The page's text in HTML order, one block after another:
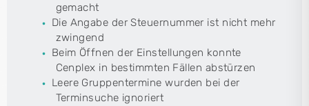
gemacht
Die Angabe der Steuernummer ist nicht mehr
zwingend
Beim Öffnen der Einstellungen konnte
Cenplex in bestimmten Fällen abstürzen
Leere Gruppentermine wurden bei der
Terminsuche ignoriert